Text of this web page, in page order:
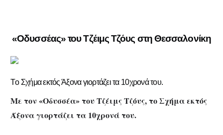
«Οδυσσέας» του Τζέιμς Τζόυς στη Θεσσαλονίκη
Tο Σχήμα εκτός Άξονα γιορτάζει τα 10χρονά του.
Με τον «Οδυσσέα» του Τζέιμς Τζόυς, το Σχήμα εκτός
Άξονα γιορτάζει τα 10χρονά του.